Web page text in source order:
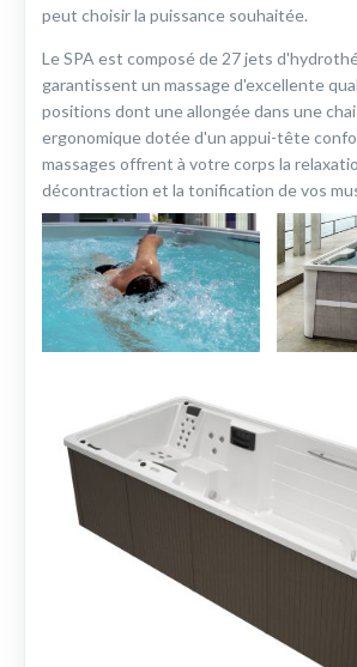
peut choisir la puissance souhaitée.
Le SPA est composé de 27 jets
garantissent un massage d'excellente
positions dont une allongée dans une
ergonomique dotée d'un appui-tête
massages offrent à votre corps la
décontraction et la tonification de vos